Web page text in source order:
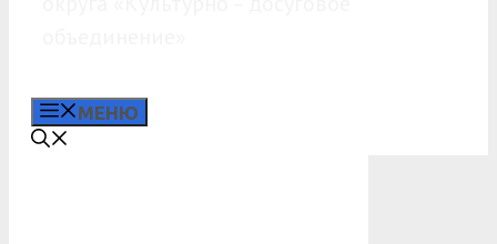
МЕНЮ